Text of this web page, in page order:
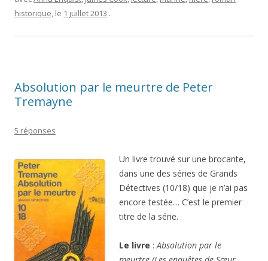
5 réponses
encore testée… C’est le premier
titre de la série.
Le livre:Absolution par le
meurtre (Les enquêtes de Sœur
traduit de l’anglais par Cécile